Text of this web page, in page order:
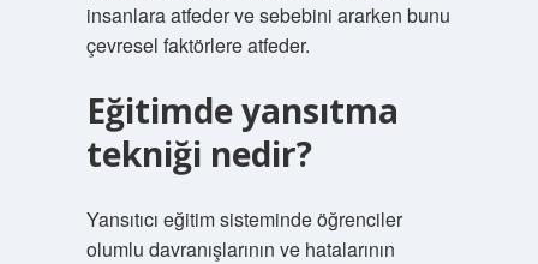
insanlara atfeder ve sebebini ararken bunu
çevresel faktörlere atfeder.
Eğitimde yansıtma
tekniği nedir?
Yansıtıcı eğitim sisteminde öğrenciler
olumlu davranışlarının ve hatalarının